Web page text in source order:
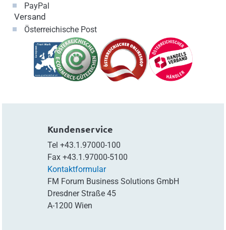
PayPal
Versand
Österreichische Post
Kundenservice
Tel +43.1.97000-100
Fax +43.1.97000-5100
Kontaktformular
FM Forum Business Solutions GmbH
Dresdner Straße 45
A-1200 Wien